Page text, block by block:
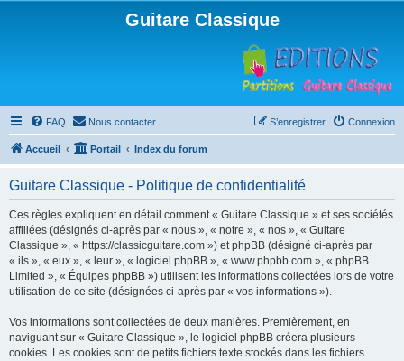
Guitare Classique
FAQ Nous contacter Connexion
S’enregistrer
Accueil Portail Index du forum
Guitare Classique - Politique de confidentialité
Ces règles expliquent en détail comment « Guitare Classique » et ses sociétés
affiliées (désignés ci-après par « nous », « notre », « nos », « Guitare
Classique », « https://classicguitare.com ») et phpBB (désigné ci-après par
« ils », « eux », « leur », « logiciel phpBB », « www.phpbb.com », « phpBB
Limited », « Équipes phpBB ») utilisent les informations collectées lors de votre
utilisation de ce site (désignées ci-après par « vos informations »).
Vos informations sont collectées de deux manières. Premièrement, en
naviguant sur « Guitare Classique », le logiciel phpBB créera plusieurs
cookies. Les cookies sont de petits fichiers texte stockés dans les fichiers